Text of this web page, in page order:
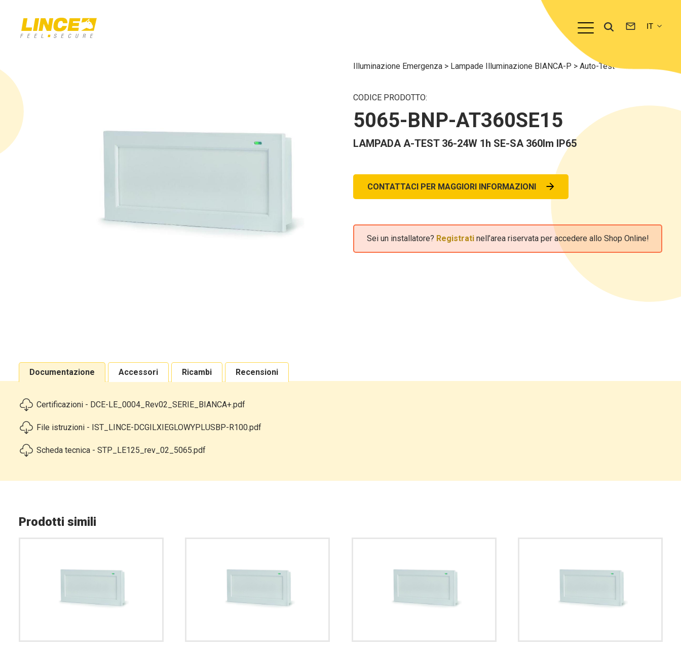
Illuminazione Emergenza > Lampade Illuminazione BIANCA-P >Auto-Test
CODICE PRODOTTO:
5065-BNP-AT360SE15
LAMPADA A-TEST 36-24W 1h SE-SA 360lm IP65
CONTATTACI PER MAGGIORI INFORMAZIONI
Sei un installatore? Registratinell’area riservata per accedere allo Shop Online!
Documentazione Accessori Ricambi Recensioni
Certificazioni - DCE-LE_0004_Rev02_SERIE_BIANCA+.pdf
File istruzioni - IST_LINCE-DCGILXIEGLOWYPLUSBP-R100.pdf
Scheda tecnica - STP_LE125_rev_02_5065.pdf
Prodotti simili